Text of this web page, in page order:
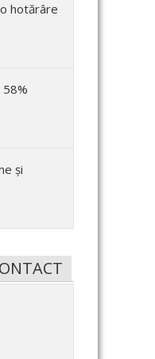
hotărâre
58%
și